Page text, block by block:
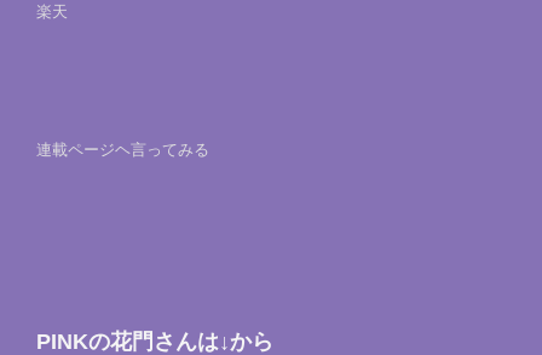
楽天
連載ページヘ言ってみる
PINKの花門さんは↓から